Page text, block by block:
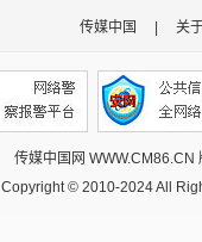
传媒中国 关
传媒中国网
Copyright © 2010-2024 All